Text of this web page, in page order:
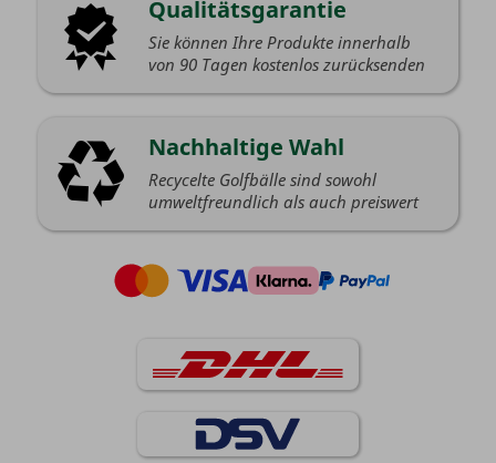
Qualitätsgarantie
Sie können Ihre Produkte innerhalb
von 90 Tagen kostenlos zurücksenden
Nachhaltige Wahl
Recycelte Golfbälle sind sowohl
umweltfreundlich als auch preiswert